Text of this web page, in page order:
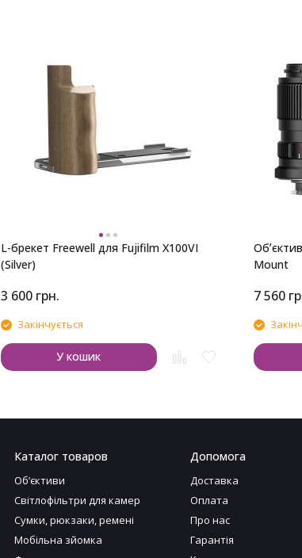
L-брекет Freewell для Fujifilm X100VI
(Silver)
3 600 грн.
Закінчується
У кошик
Mount
7 560
Каталог товаров
Обʼєктиви
Світлофільтри для камер
Сумки, рюкзаки, ремені
Мобільна зйомка
Допомога
Доставка
Оплата
Про нас
Гарантія